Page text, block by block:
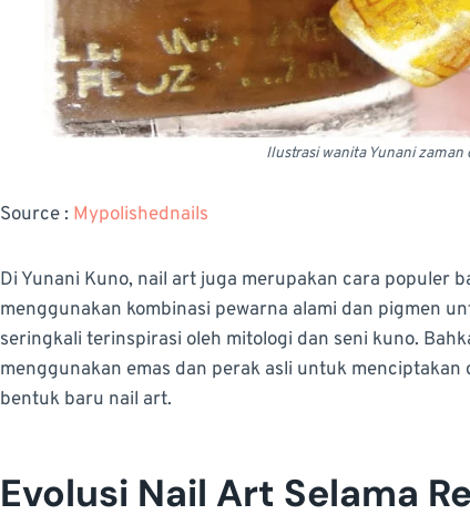
Ilustrasi wanita Yunani
Source : Mypolishednails
Di Yunani Kuno, nail art juga merupakan cara populer
menggunakan kombinasi pewarna alami dan pigmen
seringkali terinspirasi oleh mitologi dan seni kuno.
menggunakan emas dan perak asli untuk
bentuk baru nail art.
Evolusi Nail Art Selama